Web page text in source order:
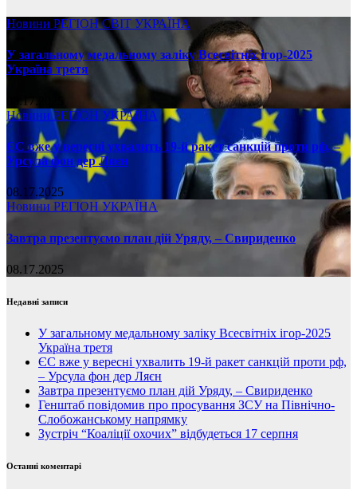
Новини РЕГІОНСВІТ УКРАЇНА
У загальному медальному заліку Всесвітніх ігор-2025
Україна третя
08.17.2025
НовиниРЕГІОН УКРАЇНА
ЄС вже у вересні ухвалить 19-й ракет санкцій проти рф, –
Урсула фон дер Ляєн
08.17.2025
Новини РЕГІОН УКРАЇНА
Завтра презентуємо план дій Уряду, – Свириденко
08.17.2025
Недавні записи
У загальному медальному заліку Всесвітніх ігор-2025
Україна третя
ЄС вже у вересні ухвалить 19-й ракет санкцій проти рф,
– Урсула фон дер Ляєн
Завтра презентуємо план дій Уряду, – Свириденко
Генштаб повідомив про просування ЗСУ на Північно-
Слобожанському напрямку
Зустріч “Коаліції охочих” відбудеться 17 серпня
Останні коментарі